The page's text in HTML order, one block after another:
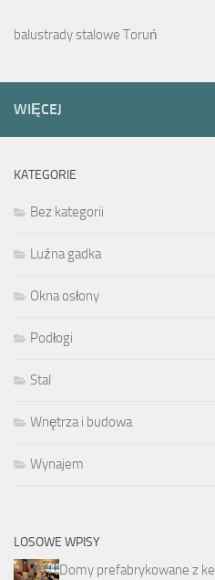
balustrady stalowe Toruń
WIĘCEJ
KATEGORIE
Bez kategorii
Luźna gadka
Okna osłony
Podłogi
Stal
Wnętrza i budowa
Wynajem
LOSOWE WPISY
Domy prefabrykowane z